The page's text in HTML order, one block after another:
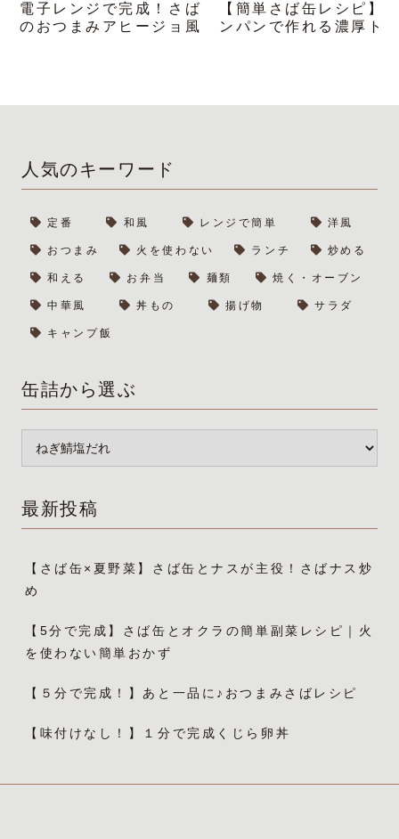
電子レンジで完成！さば
のおつまみアヒージョ風
【簡単さば缶レシピ】
ンパンで作れる濃厚ト
人気のキーワード
定番 和風 レンジで簡単 洋風
おつまみ 火を使わない ランチ 炒める
和える お弁当 麺類 焼く・オーブン
中華風 丼もの 揚げ物 サラダ
キャンプ飯
缶詰から選ぶ
最新投稿
【さば缶×夏野菜】さば缶とナスが主役！さばナス炒
め
【5分で完成】さば缶とオクラの簡単副菜レシピ｜火
を使わない簡単おかず
【５分で完成！】あと一品に♪おつまみさばレシピ
【味付けなし！】１分で完成くじら卵丼